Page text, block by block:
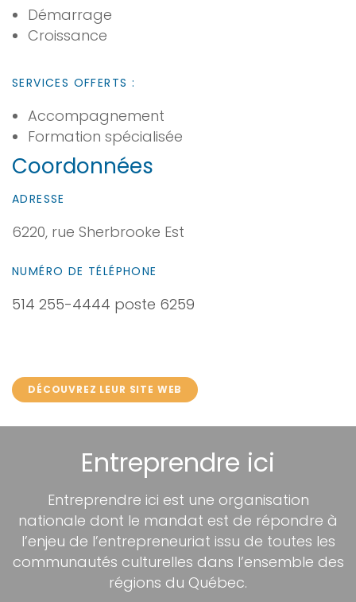
Démarrage
Croissance
SERVICES OFFERTS :
Accompagnement
Formation spécialisée
Coordonnées
ADRESSE
6220, rue Sherbrooke Est
NUMÉRO DE TÉLÉPHONE
514 255-4444 poste 6259
DÉCOUVREZ LEUR SITE WEB
Entreprendre ici
Entreprendre ici est une organisation
nationale dont le mandat est de répondre à
l’enjeu de l’entrepreneuriat issu de toutes les
communautés culturelles dans l’ensemble des
régions du Québec.